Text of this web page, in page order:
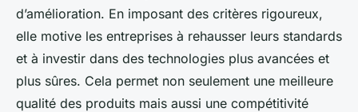
d’amélioration. En imposant des critères rigoureux,
elle motive les entreprises à rehausser leurs standards
et à investir dans des technologies plus avancées et
plus sûres. Cela permet non seulement une meilleure
qualité des produits mais aussi une compétitivité